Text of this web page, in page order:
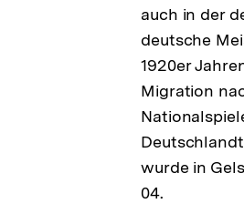
auch in der
deutsche
1920er
Migration
wurde in
04.